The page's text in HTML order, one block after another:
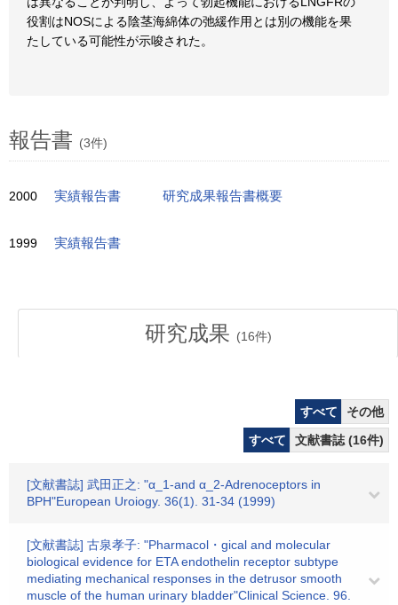
役割はNOSによる陰茎海綿体の弛緩作用とは別の機能を果
たしている可能性が示唆された。
報告書 (3件)
2000 実績報告書 研究成果報告書概要
1999 実績報告書
研究成果 (16件)
すべて
その他
すべて
文献書誌 (16件)
[文献書誌] 武田正之: "α_1-and α_2-Adrenoceptors in
BPH"European Uroiogy. 36(1). 31-34 (1999)
[文献書誌] 古泉孝子: "Pharmacol・gical and molecular
biological evidence for ETA endothelin receptor subtype
mediating mechanical responses in the detrusor smooth
muscle of the human urinary bladder"Clinical Science. 96.